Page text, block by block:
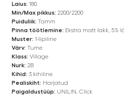
Laius: 180
Min/Max pikkus: 2200/2200
Puiduliik: Tamm
Pinna töötlemine: Ekstra matt lakk, 5%
Muster: 1-lipiline
Värv: Tume
Klass: Village
Nurk: 2B
Kihid: 3 kihiline
Pealiskiht: Harjatud
Paigaldustüüp: UNILIN, Click